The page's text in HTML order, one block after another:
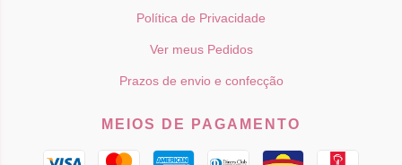
Política de Privacidade
Ver meus Pedidos
Prazos de envio e confecção
MEIOS DE PAGAMENTO